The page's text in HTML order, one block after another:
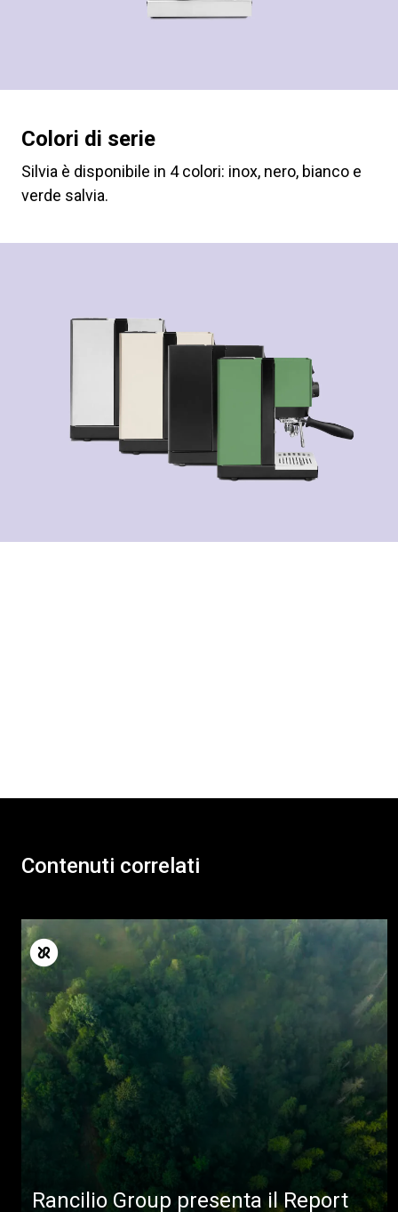
Colori di serie
Silvia è disponibile in 4 colori: inox, nero, bianco e
verde salvia.
Contenuti correlati
Rancilio Group presenta il Report